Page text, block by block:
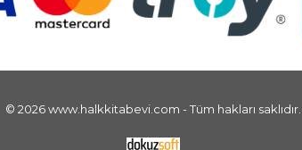
© 2026 www.halkkitabevi.com - Tüm hakları saklıdır.